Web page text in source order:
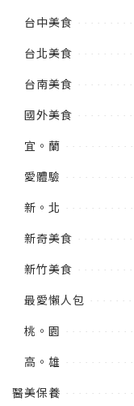
台中美食
台北美食
台南美食
國外美食
宜。蘭
愛體驗
新。北
新奇美食
新竹美食
最愛懶人包
桃。園
高。雄
醫美保養